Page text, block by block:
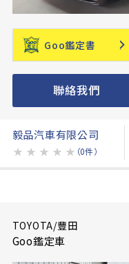
Goo鑑定書
聯絡我們
毅品汽車有限公司
★ ★ ★ ★ ★ （0件）
TOYOTA/豐田
Goo鑑定車